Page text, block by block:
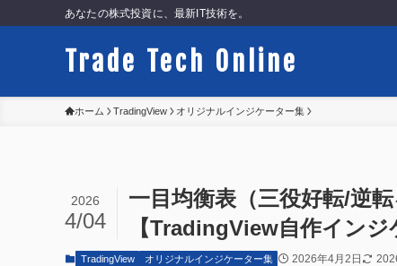
あなたの株式投資に、最新IT技術を。
Trade Tech Online
ホーム TradingView オリジナルインジケーター集
一目均衡表（三役好転/逆
【TradingView自作インジ
2026
4/04
TradingView オリジナルインジケーター集 2026年4月2日